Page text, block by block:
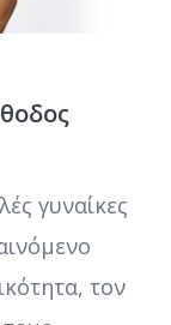
γυναίκες
τον